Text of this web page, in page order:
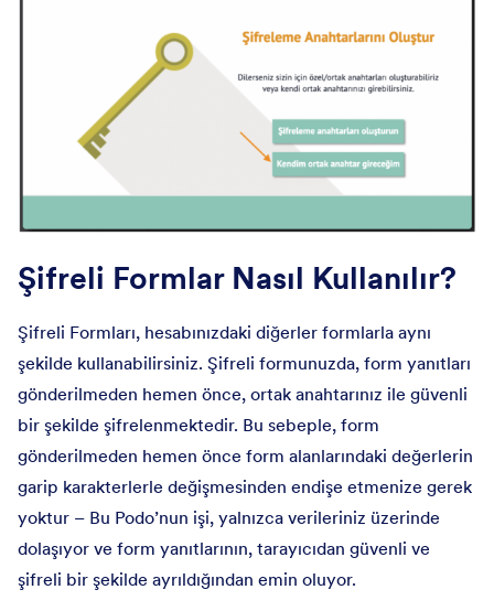
Şifreli Formlar Nasıl Kullanılır?
Şifreli Formları, hesabınızdaki diğerler formlarla aynı
şekilde kullanabilirsiniz. Şifreli formunuzda, form yanıtları
gönderilmeden hemen önce, ortak anahtarınız ile güvenli
bir şekilde şifrelenmektedir. Bu sebeple, form
gönderilmeden hemen önce form alanlarındaki değerlerin
garip karakterlerle değişmesinden endişe etmenize gerek
yoktur – Bu Podo’nun işi, yalnızca verileriniz üzerinde
dolaşıyor ve form yanıtlarının, tarayıcıdan güvenli ve
şifreli bir şekilde ayrıldığından emin oluyor.